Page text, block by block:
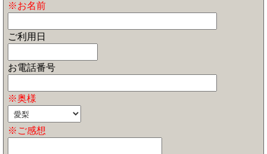
※お名前
ご利用日
お電話番号
※奥様
※ご感想